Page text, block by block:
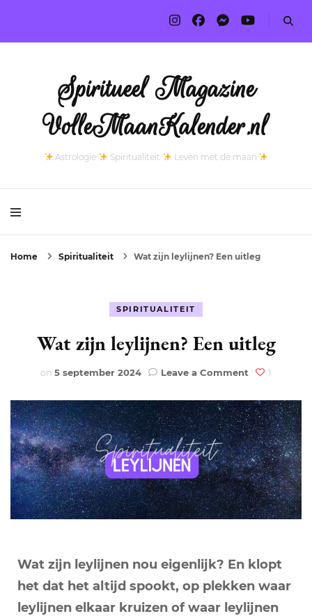
Spiritueel Magazine
VolleMaanKalender.nl
Astrologie Spiritualiteit Leven met de maan
Home Spiritualiteit Wat zijn leylijnen? Een uitleg
SPIRITUALITEIT
Wat zijn leylijnen? Een uitleg
on 5 september 2024 Leave a Comment on
zijn
leylijnen?
Een
uitleg
1
Wat zijn leylijnen nou eigenlijk? En klopt
het dat het altijd spookt, op plekken waar
leylijnen elkaar kruizen of waar leylijnen